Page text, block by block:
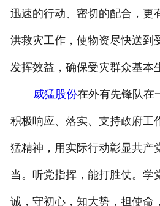
迅速的行动、密切的配合，更
洪救灾工作，使物资尽快送到
发挥效益，确保受灾群众基本
威猛股份在外有先锋队在
积极响应、落实、支持政府工
猛精神，用实际行动彰显共产
当。听党指挥，能打胜仗。学
诚，守初心，知大势，担使命